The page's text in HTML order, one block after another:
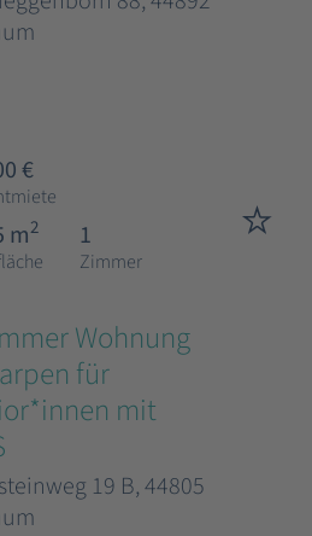
€
m2 1
Zimmer
Wohnung
für
mit
19 B, 44805